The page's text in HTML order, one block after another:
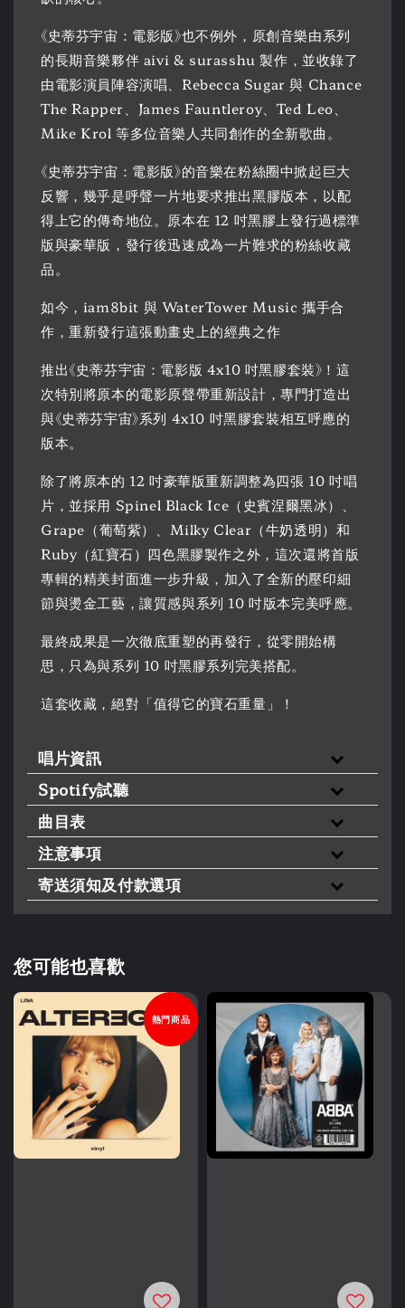
《史蒂芬宇宙：電影版》也不例外，原創音樂由系列
的長期音樂夥伴 aivi & surasshu 製作，並收錄了
由電影演員陣容演唱、Rebecca Sugar 與 Chance
The Rapper、James Fauntleroy、Ted Leo、
Mike Krol 等多位音樂人共同創作的全新歌曲。
《史蒂芬宇宙：電影版》的音樂在粉絲圈中掀起巨大
反響，幾乎是呼聲一片地要求推出黑膠版本，以配
得上它的傳奇地位。原本在 12 吋黑膠上發行過標準
版與豪華版，發行後迅速成為一片難求的粉絲收藏
品。
如今，iam8bit 與 WaterTower Music 攜手合
作，重新發行這張動畫史上的經典之作
推出《史蒂芬宇宙：電影版 4x10 吋黑膠套裝》！這
次特別將原本的電影原聲帶重新設計，專門打造出
與《史蒂芬宇宙》系列 4x10 吋黑膠套裝相互呼應的
版本。
除了將原本的 12 吋豪華版重新調整為四張 10 吋唱
片，並採用 Spinel Black Ice（史賓涅爾黑冰）、
Grape（葡萄紫）、Milky Clear（牛奶透明）和
Ruby（紅寶石）四色黑膠製作之外，這次還將首版
專輯的精美封面進一步升級，加入了全新的壓印細
節與燙金工藝，讓質感與系列 10 吋版本完美呼應。
最終成果是一次徹底重塑的再發行，從零開始構
思，只為與系列 10 吋黑膠系列完美搭配。
這套收藏，絕對「值得它的寶石重量」！
唱片資訊
Spotify試聽
曲目表
注意事項
寄送須知及付款選項
您可能也喜歡
熱門商品